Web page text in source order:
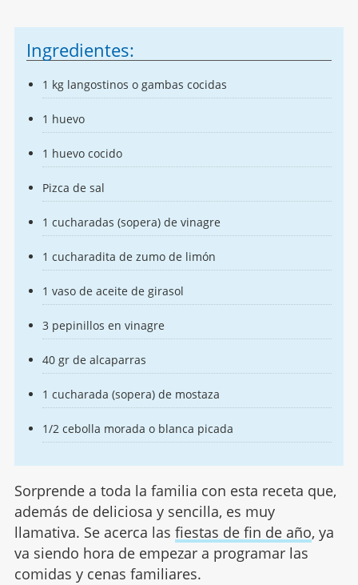
Ingredientes:
1 kg langostinos o gambas cocidas
1 huevo
1 huevo cocido
Pizca de sal
1 cucharadas (sopera) de vinagre
1 cucharadita de zumo de limón
1 vaso de aceite de girasol
3 pepinillos en vinagre
40 gr de alcaparras
1 cucharada (sopera) de mostaza
1/2 cebolla morada o blanca picada
Sorprende a toda la familia con esta receta que,
además de deliciosa y sencilla, es muy
llamativa. Se acerca las fiestas de fin de año, ya
va siendo hora de empezar a programar las
comidas y cenas familiares.